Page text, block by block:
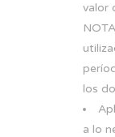
valor
los
a lo